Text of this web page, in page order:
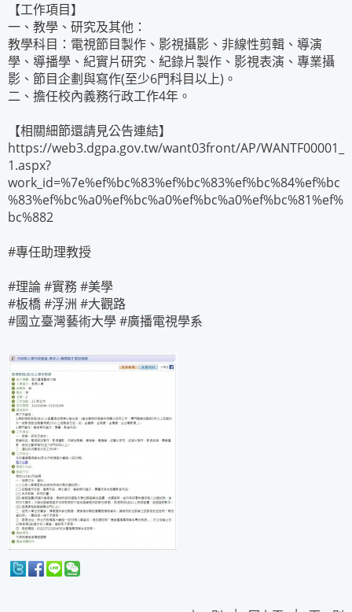
【工作項目】
一、教學、研究及其他：
教學科目：電視節目製作、影視攝影、非線性剪輯、導演
學、導播學、紀實片研究、紀錄片製作、影視表演、專業攝
影、節目企劃與寫作(至少6門科目以上)。
二、擔任校內義務行政工作4年。
【相關細節還請見公告連結】
https://web3.dgpa.gov.tw/want03front/AP/WANTF00001_
1.aspx?
work_id=%7e%ef%bc%83%ef%bc%83%ef%bc%84%ef%bc
%83%ef%bc%a0%ef%bc%a0%ef%bc%a0%ef%bc%81%ef%
bc%882
#專任助理教授
#理論 #實務 #美學
#板橋 #浮洲 #大觀路
#國立臺灣藝術大學 #廣播電視學系